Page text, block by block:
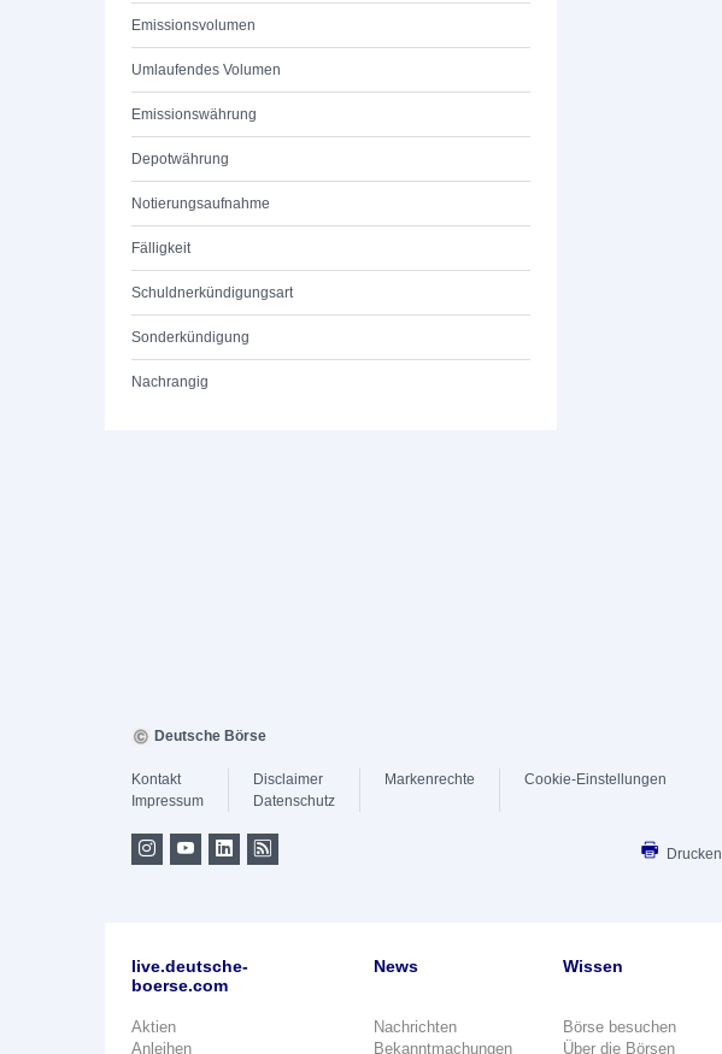
Emissionsvolumen
Umlaufendes Volumen
Emissionswährung
Depotwährung
Notierungsaufnahme
Fälligkeit
Schuldnerkündigungsart
Sonderkündigung
Nachrangig
Deutsche Börse
Kontakt
Impressum
Disclaimer
Datenschutz
Markenrechte Cookie-Einstellungen
Drucken
live.deutsche-
boerse.com
Aktien
Anleihen
News
Nachrichten
Bekanntmachungen
Wissen
Börse besuchen
Über die Börsen